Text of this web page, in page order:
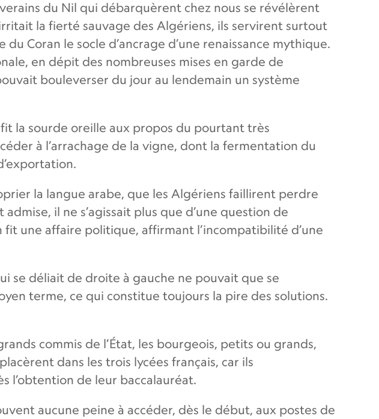
du Nil qui débarquèrent chez nous se révélèrent
la fierté sauvage des Algériens, ils servirent surtout
Coran le socle d’ancrage d’une renaissance mythique.
en dépit des nombreuses mises en garde de
bouleverser du jour au lendemain un système
la sourde oreille aux propos du pourtant très
à l’arrachage de la vigne, dont la fermentation du
la langue arabe, que les Algériens faillirent perdre
il ne s’agissait plus que d’une question de
une affaire politique, affirmant l’incompatibilité d’une
se déliait de droite à gauche ne pouvait que se
terme, ce qui constitue toujours la pire des solutions.
commis de l’État, les bourgeois, petits ou grands,
dans les trois lycées français, car ils
l’obtention de leur baccalauréat.
aucune peine à accéder, dès le début, aux postes de